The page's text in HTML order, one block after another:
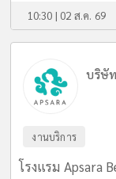
10:30 | 02 ส.ค. 69
บริษั
งานบริการ
โรงแรม Apsara